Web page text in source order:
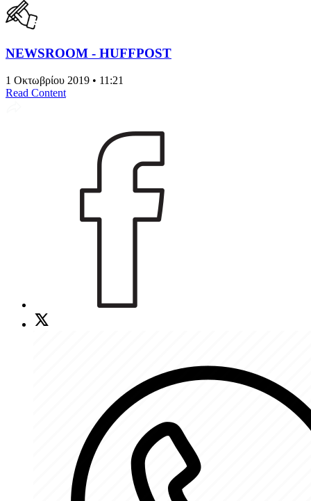
NEWSROOM - HUFFPOST
1 Οκτωβρίου 2019 • 11:21
Read Content